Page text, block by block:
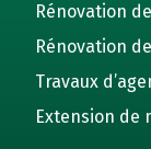
Rénovation
Rénovation
Travaux
Extension de